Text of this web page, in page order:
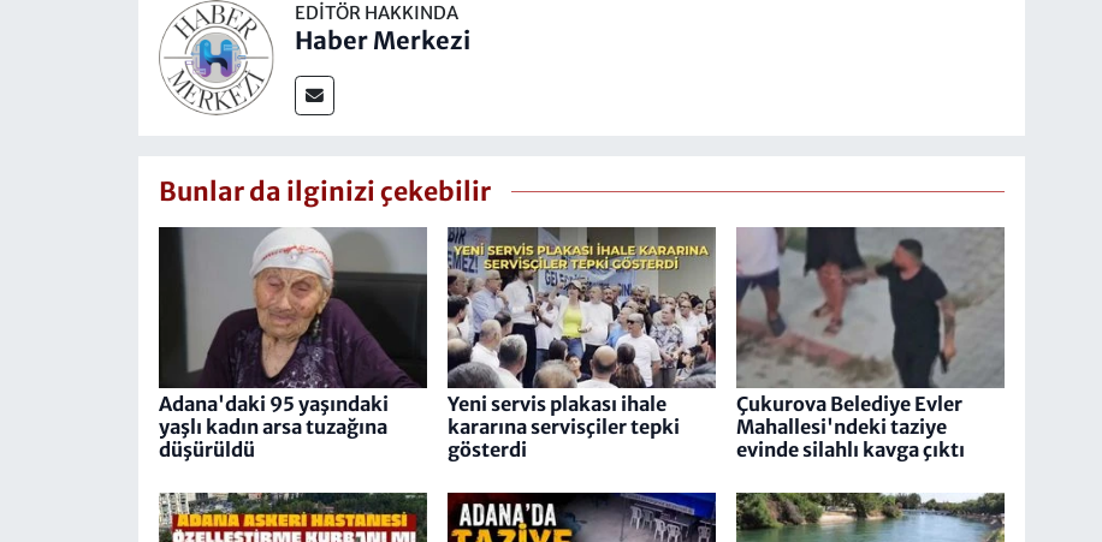
EDITÖR HAKKINDA
Haber Merkezi
Bunlar da ilginizi çekebilir
Adana'daki 95 yaşındaki
yaşlı kadın arsa tuzağına
düşürüldü
Yeni servis plakası ihale
kararına servisçiler tepki
gösterdi
Çukurova Belediye Evler
Mahallesi'ndeki taziye
evinde silahlı kavga çıktı